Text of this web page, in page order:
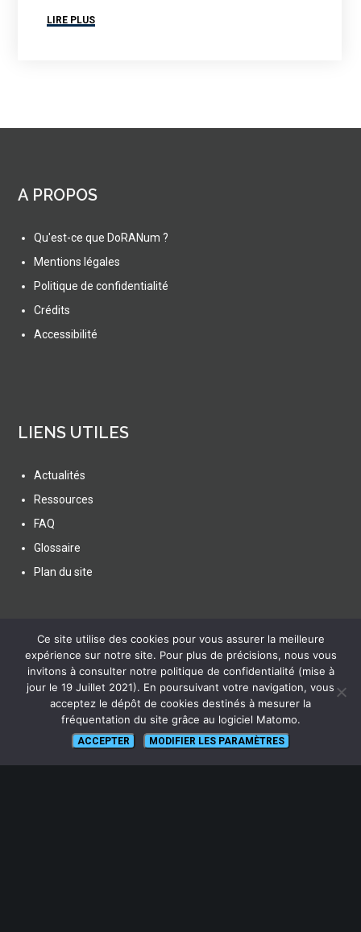
LIRE PLUS
A PROPOS
Qu'est-ce que DoRANum ?
Mentions légales
Politique de confidentialité
Crédits
Accessibilité
LIENS UTILES
Actualités
Ressources
FAQ
Glossaire
Plan du site
SUIVEZ NOUS
lien vers Canal U
Ce site utilise des cookies pour vous assurer la meilleure
expérience sur notre site. Pour plus de précisions, nous vous
invitons à consulter notre politique de confidentialité (mise à
jour le 19 Juillet 2021). En poursuivant votre navigation, vous
acceptez le dépôt de cookies destinés à mesurer la
fréquentation du site grâce au logiciel Matomo.
ACCEPTER MODIFIER LES PARAMÈTRES